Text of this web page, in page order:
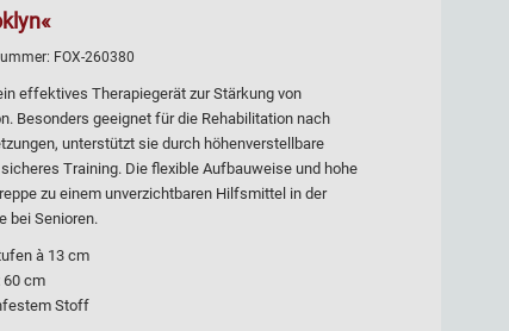
FOX-260380
effektives Therapiegerät zur Stärkung von
Besonders geeignet für die Rehabilitation nach
unterstützt sie durch höhenverstellbare
Training. Die flexible Aufbauweise und hohe
zu einem unverzichtbaren Hilfsmittel in der
bei Senioren.
à 13 cm
60 cm
Stoff